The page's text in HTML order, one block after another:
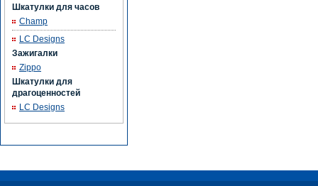
Шкатулки для часов
Champ
LC Designs
Зажигалки
Zippo
Шкатулки для
драгоценностей
LC Designs